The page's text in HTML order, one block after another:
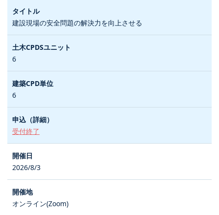
建設現場の安全問題の解決力を向上させる
6
6
受付終了
2026/8/3
オンライン(Zoom)